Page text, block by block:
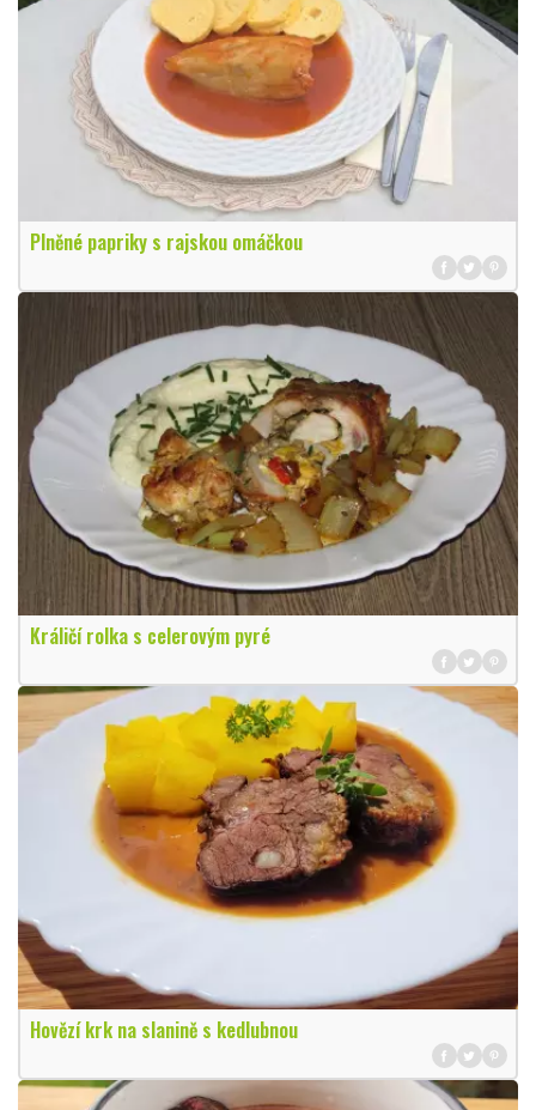
Plněné papriky s rajskou omáčkou
Králičí rolka s celerovým pyré
Hovězí krk na slanině s kedlubnou